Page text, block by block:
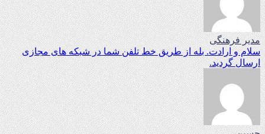
مدیر فرهنگی
سلام و ارادت. بله از طریق خط تلفن شما در شبکه های مجازی
ارسال گردید.